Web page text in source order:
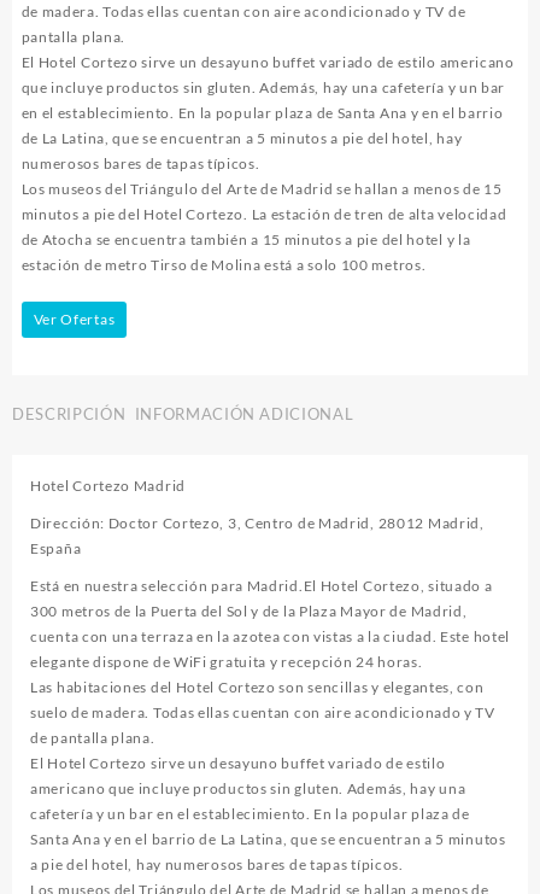
de madera. Todas ellas cuentan con aire acondicionado y TV de
pantalla plana.
El Hotel Cortezo sirve un desayuno buffet variado de estilo americano
que incluye productos sin gluten. Además, hay una cafetería y un bar
en el establecimiento. En la popular plaza de Santa Ana y en el barrio
de La Latina, que se encuentran a 5 minutos a pie del hotel, hay
numerosos bares de tapas típicos.
Los museos del Triángulo del Arte de Madrid se hallan a menos de 15
minutos a pie del Hotel Cortezo. La estación de tren de alta velocidad
de Atocha se encuentra también a 15 minutos a pie del hotel y la
estación de metro Tirso de Molina está a solo 100 metros.
Ver Ofertas
DESCRIPCIÓN INFORMACIÓN ADICIONAL
Hotel Cortezo Madrid
Dirección: Doctor Cortezo, 3, Centro de Madrid, 28012 Madrid,
España
Está en nuestra selección para Madrid.El Hotel Cortezo, situado a
300 metros de la Puerta del Sol y de la Plaza Mayor de Madrid,
cuenta con una terraza en la azotea con vistas a la ciudad. Este hotel
elegante dispone de WiFi gratuita y recepción 24 horas.
Las habitaciones del Hotel Cortezo son sencillas y elegantes, con
suelo de madera. Todas ellas cuentan con aire acondicionado y TV
de pantalla plana.
El Hotel Cortezo sirve un desayuno buffet variado de estilo
americano que incluye productos sin gluten. Además, hay una
cafetería y un bar en el establecimiento. En la popular plaza de
Santa Ana y en el barrio de La Latina, que se encuentran a 5 minutos
a pie del hotel, hay numerosos bares de tapas típicos.
Los museos del Triángulo del Arte de Madrid se hallan a menos de